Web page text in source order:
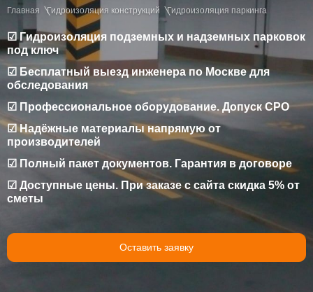
Главная Гидроизоляция конструкций Гидроизоляция паркинга
☑ Гидроизоляция подземных и надземных парковок
под ключ
☑ Бесплатный выезд инженера по Москве для
обследования
☑ Профессиональное оборудование. Допуск СРО
☑ Надёжные материалы напрямую от
производителей
☑ Полный пакет документов. Гарантия в договоре
☑ Доступные цены. При заказе с сайта скидка 5% от
сметы
Оставить заявку